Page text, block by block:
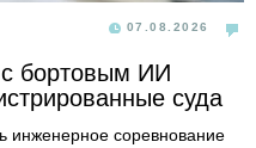
07.08.2026
бортовым ИИ
суда
инженерное соревнование